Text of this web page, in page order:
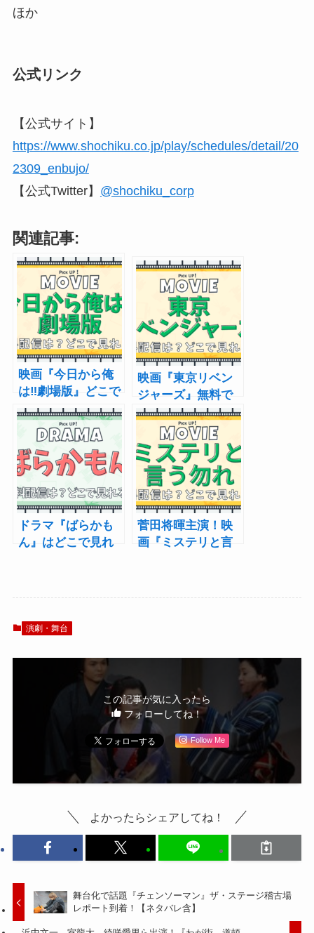
ほか
公式リンク
【公式サイト】
https://www.shochiku.co.jp/play/schedules/detail/20
2309_enbujo/
【公式Twitter】 @shochiku_corp
関連記事:
映画『今日から俺
は‼劇場版』どこで
見れる？あらす
じ・キャスト・配
信まとめ
映画『東京リベン
ジャーズ』無料で
見る方法 動画配
信サービス・キャ
スト・あらすじ
ドラマ『ばらかも
ん』はどこで見れ
菅田将暉主演！映
画『ミステリと言
演劇・舞台
この記事が気に入ったら
フォローしてね！
Follow Me
よかったらシェアしてね！
舞台化で話題『チェンソーマン』ザ・ステージ稽古場
レポート到着！【ネタバレ含】